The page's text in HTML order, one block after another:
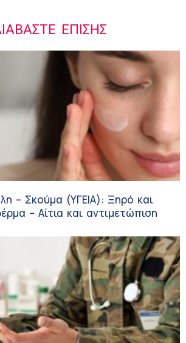
ΕΠΊΣΗΣ
– Σκούμα (ΥΓΕΙΑ): Ξηρό και
– Αίτια και αντιμετώπιση